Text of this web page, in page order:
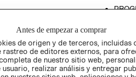
ÉTICA
Antes de empezar a comprar
de origen y de terceros, incluidas
rastreo de editores externos, para
de nuestro sitio web,
usuario, realizar análisis y entregar